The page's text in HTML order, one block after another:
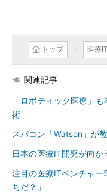
トップ 医療IT
関連記事
「ロボティック医療」
術
スパコン「Watson」が
日本の医療IT開発が向か
注目の医療ITベンチャー
ちだ？」